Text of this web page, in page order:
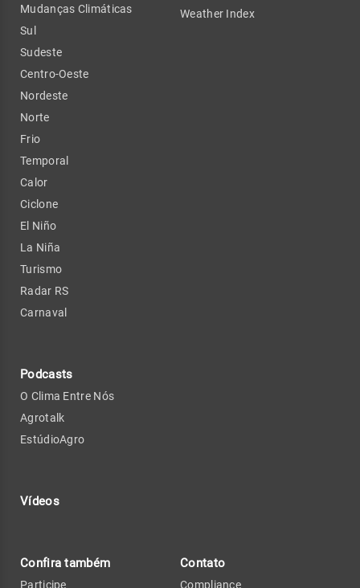
Mudanças Climáticas
Sul
Sudeste
Centro-Oeste
Nordeste
Norte
Frio
Temporal
Calor
Ciclone
El Niño
La Niña
Turismo
Radar RS
Carnaval
Podcasts
O Clima Entre Nós
Agrotalk
EstúdioAgro
Vídeos
Weather Index
Confira também
Participe
Contato
Compliance